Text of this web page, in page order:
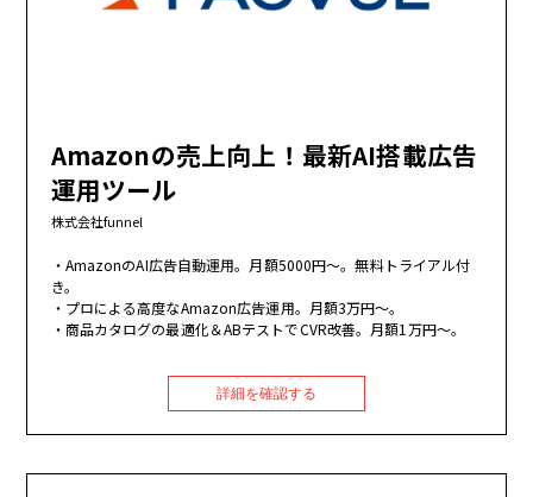
Amazonの売上向上！最新AI搭載広告
運用ツール
株式会社funnel
AmazonのAI広告自動運用。月額5000円～。無料トライアル付
き。
プロによる高度なAmazon広告運用。月額3万円～。
商品カタログの最適化＆ABテストでCVR改善。月額1万円～。
詳細を確認する